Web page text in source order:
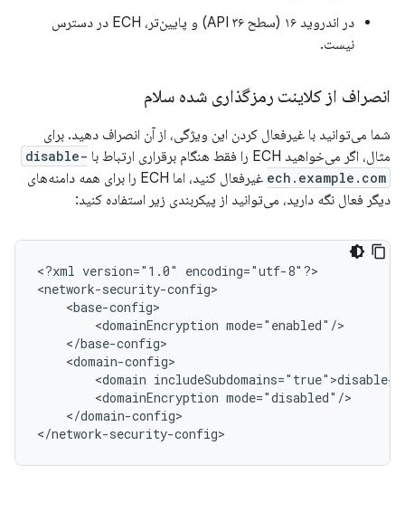
در اندروید ۱۶ (سطح API ۳۶) و پایین‌تر، ECH در دسترس
نیست.
انصراف از کلاینت رمزگذاری شده سلام
شما می‌توانید با غیرفعال کردن این ویژگی، از آن انصراف دهید. برای
مثال، اگر می‌خواهید ECH را فقط هنگام برقراری ارتباط با
disable-
ech.example.com
غیرفعال کنید، اما ECH را برای همه دامنه‌های
دیگر فعال نگه دارید، می‌توانید از پیکربندی زیر استفاده کنید:
<?xml version="1.0"
encoding="utf-8"?>
<domainEncryption
<domain
<domainEncryption
</domain-config>
</network-security-config>